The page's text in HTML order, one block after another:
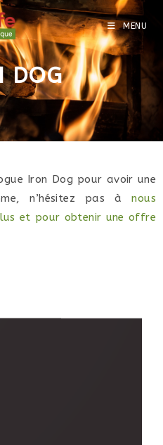
MENU
DOG
Iron Dog pour avoir une
n’hésitez pas ànous
et pour obtenir une offre